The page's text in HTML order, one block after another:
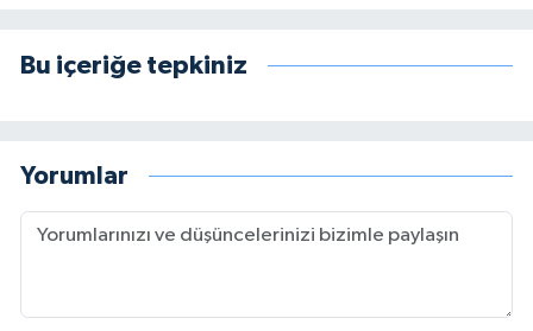
Bu içeriğe tepkiniz
Yorumlar